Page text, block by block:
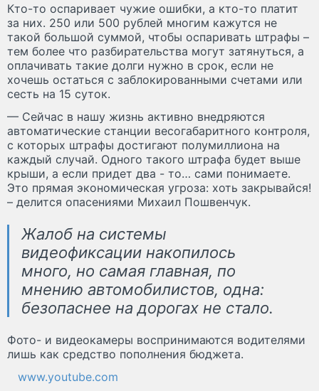
Кто-то оспаривает чужие ошибки, а кто-то платит
за них. 250 или 500 рублей многим кажутся не
такой большой суммой, чтобы оспаривать штрафы –
тем более что разбирательства могут затянуться, а
оплачивать такие долги нужно в срок, если не
хочешь остаться с заблокированными счетами или
сесть на 15 суток.
— Сейчас в нашу жизнь активно внедряются
автоматические станции весогабаритного контроля,
с которых штрафы достигают полумиллиона на
каждый случай. Одного такого штрафа будет выше
крыши, а если придет два - то… сами понимаете.
Это прямая экономическая угроза: хоть закрывайся!
– делится опасениями Михаил Пошвенчук.
Жалоб на системы
видеофиксации накопилось
много, но самая главная, по
мнению автомобилистов, одна:
безопаснее на дорогах не стало.
Фото- и видеокамеры воспринимаются водителями
лишь как средство пополнения бюджета.
www.youtube.com